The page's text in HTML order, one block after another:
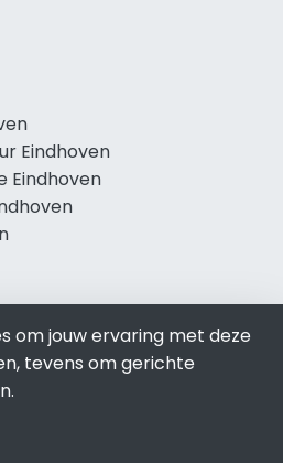
Eindhoven
Eindhoven
om jouw ervaring met deze
tevens om gerichte